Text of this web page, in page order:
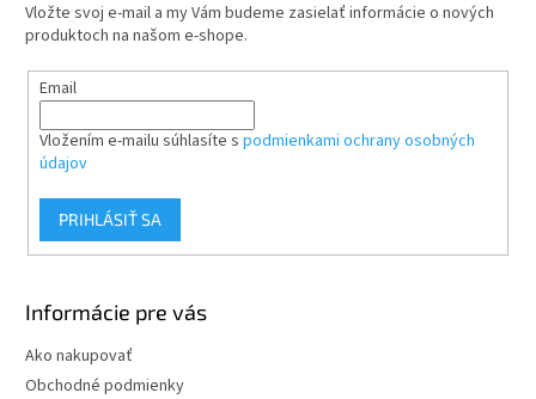
Vložte svoj e-mail a my Vám budeme zasielať informácie o nových
produktoch na našom e-shope.
Email
Vložením e-mailu súhlasíte s podmienkami ochrany osobných
údajov
PRIHLÁSIŤ SA
Informácie pre vás
Ako nakupovať
Obchodné podmienky